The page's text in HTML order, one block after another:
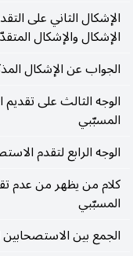
الإشكال الثاني على
الإشكال والإشكال
الجواب عن الإشكال
الوجه الثالث على
المسبّبي
الوجه الرابع لتقدم
كلام من يظهر من عدم
المسبّبي
الجمع بين